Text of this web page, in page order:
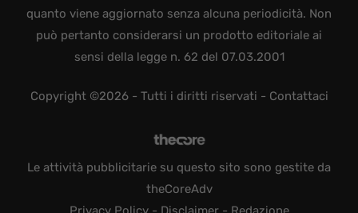
quanto viene aggiornato senza alcuna periodicità. Non
può pertanto considerarsi un prodotto editoriale ai
sensi della legge n. 62 del 07.03.2001
Copyright ©2026 - Tutti i diritti riservati - Contattaci
Le attività pubblicitarie su questo sito sono gestite da
theCoreAdv